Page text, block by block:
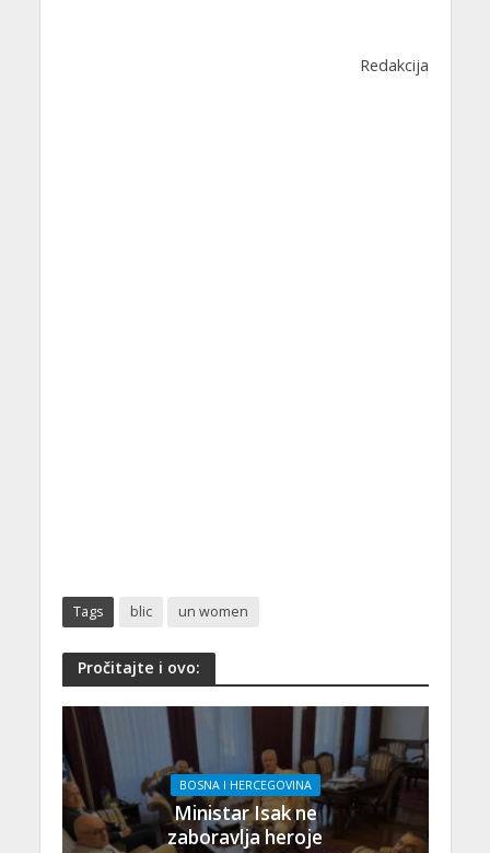
Redakcija
Tags blic un women
Pročitajte i ovo:
BOSNA I HERCEGOVINA
Ministar Isak ne
zaboravlja heroje